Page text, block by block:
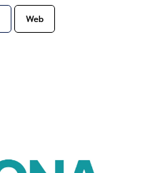
Web